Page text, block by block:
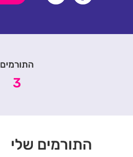
התורמים
3
התורמים שלי